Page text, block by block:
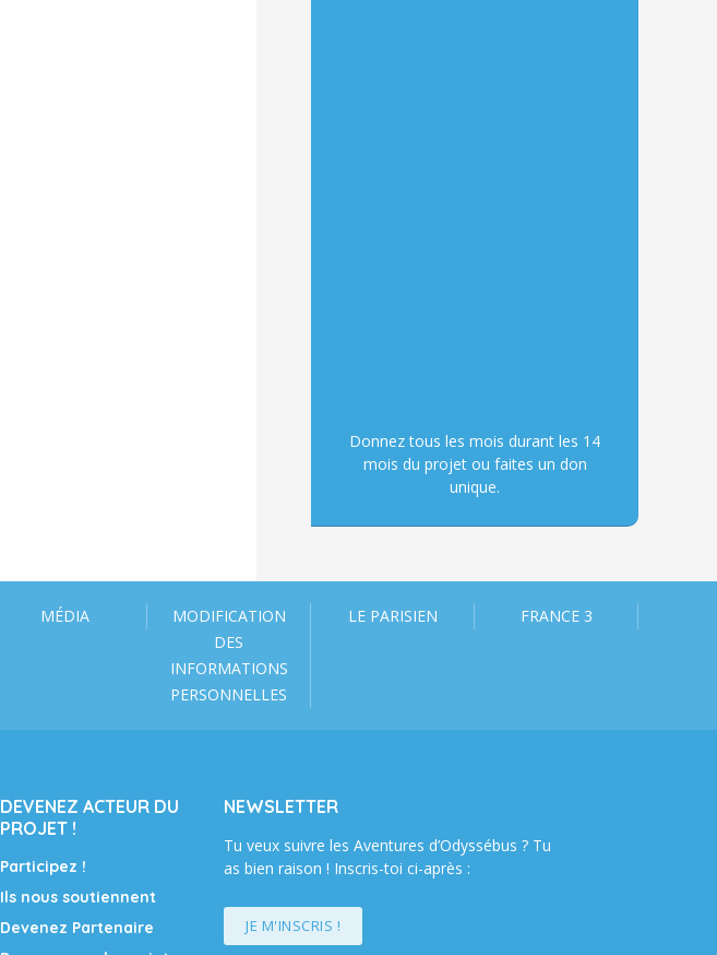
Donnez tous les mois durant les 14
mois du projet ou faites un don
unique.
MÉDIA
MODIFICATION
DES
INFORMATIONS
PERSONNELLES
LE PARISIEN FRANCE 3
DEVENEZ ACTEUR DU
PROJET !
Participez !
Ils nous soutiennent
Devenez Partenaire
NEWSLETTER
Tu veux suivre les Aventures d’Odyssébus ? Tu
as bien raison ! Inscris-toi ci-après :
JE M'INSCRIS !